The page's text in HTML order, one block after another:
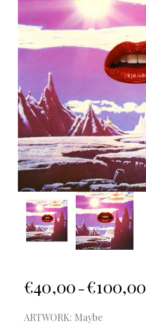
€40,00 – €100,00
ARTWORK: Maybe